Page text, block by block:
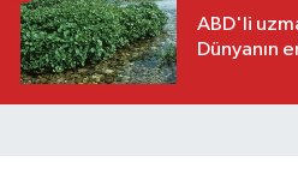
ABD'li
Dünyanın